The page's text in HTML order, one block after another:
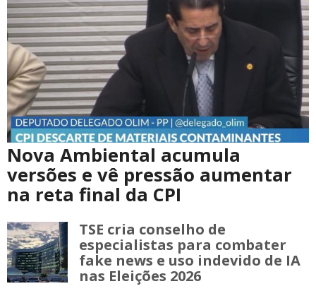
Nova Ambiental acumula
versões e vê pressão aumentar
na reta final da CPI
TSE cria conselho de
especialistas para combater
fake news e uso indevido de IA
nas Eleições 2026